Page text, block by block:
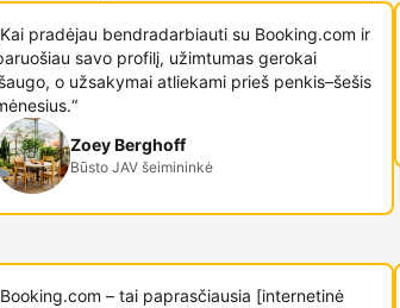
pradėjau bendradarbiauti su Booking.com ir
savo profilį, užimtumas gerokai
o užsakymai atliekami prieš penkis–šešis
Zoey Berghoff
Būsto JAV šeimininkė
– tai paprasčiausia [internetinė